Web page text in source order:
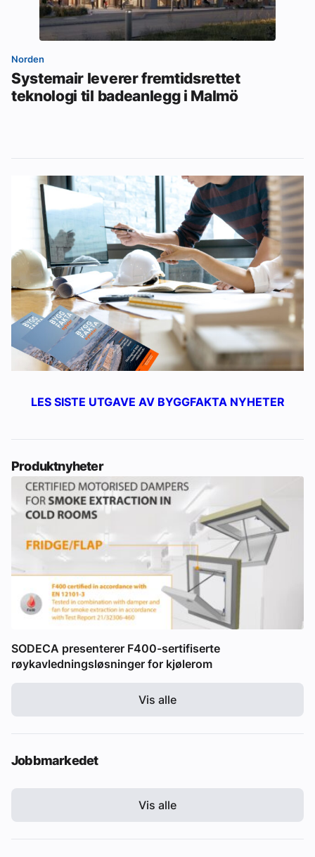
Norden
Systemair leverer fremtidsrettet
teknologi til badeanlegg i Malmö
LES SISTE UTGAVE AV BYGGFAKTA NYHETER
Produktnyheter
SODECA presenterer F400-sertifiserte
røykavledningsløsninger for kjølerom
Vis alle
Jobbmarkedet
Vis alle